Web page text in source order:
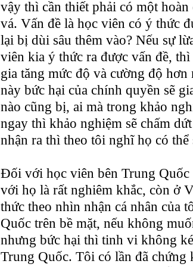
vậy thì cần thiết phải có một
vá. Vấn đề là học viên có ý thức
lại bị dùi sâu thêm vào? Nếu sự
viên kia ý thức ra được vấn đề,
gia tăng mức độ và cường độ
này bức hại của chính quyền sẽ
nào cũng bị, ai mà trong khảo
ngay thì khảo nghiệm sẽ chấm
nhận ra thì theo tôi nghĩ họ có
Đối với học viên bên Trung Quốc
với họ là rất nghiêm khắc, còn ở
thức theo nhìn nhận cá nhân của
Quốc trên bề mặt, nếu không
nhưng bức hại thì tinh vi không
Trung Quốc. Tôi có lần đã chứng